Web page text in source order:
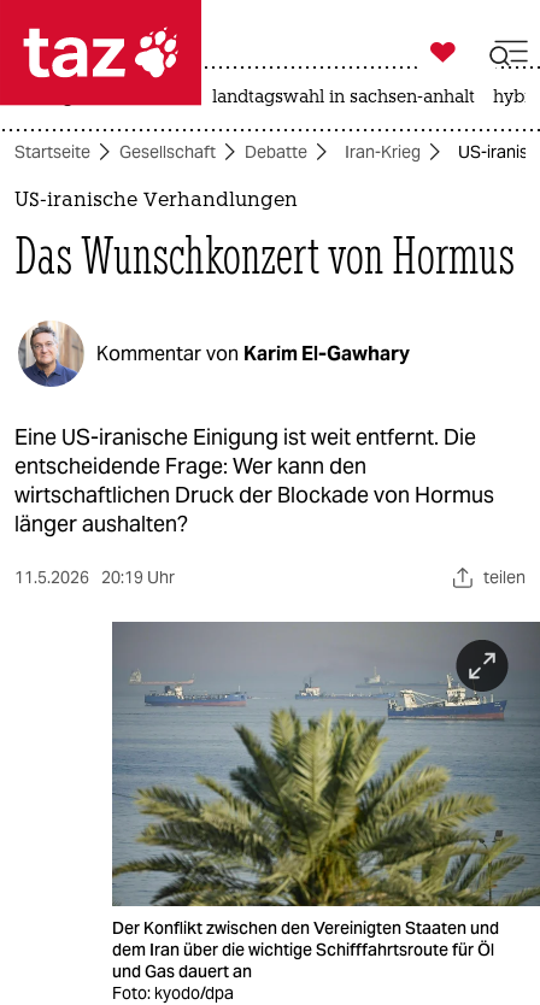
 taz zahl ich
taz zahl ich
politik
öko
gesellschaft
kultur
sport
berlin
veranstaltungen
fragen & hilfe
unterstützen

taz zahl ich
landtagswahl in sachsen-anhalt
Startseite Gesellschaft Debatte Iran-Krieg US-
US-iranische Verhandlungen
Das Wunschkonzert von Hormus
Kommentar von Karim El-Gawhary
Eine US-iranische Einigung ist weit entfernt. Die
entscheidende Frage: Wer kann den
wirtschaftlichen Druck der Blockade von Hormus
länger aushalten?
11.5.2026 20:19 Uhr teilen
Der Konflikt zwischen den Vereinigten Staaten und
dem Iran über die wichtige Schifffahrtsroute für Öl
und Gas dauert an
Foto: kyodo/dpa